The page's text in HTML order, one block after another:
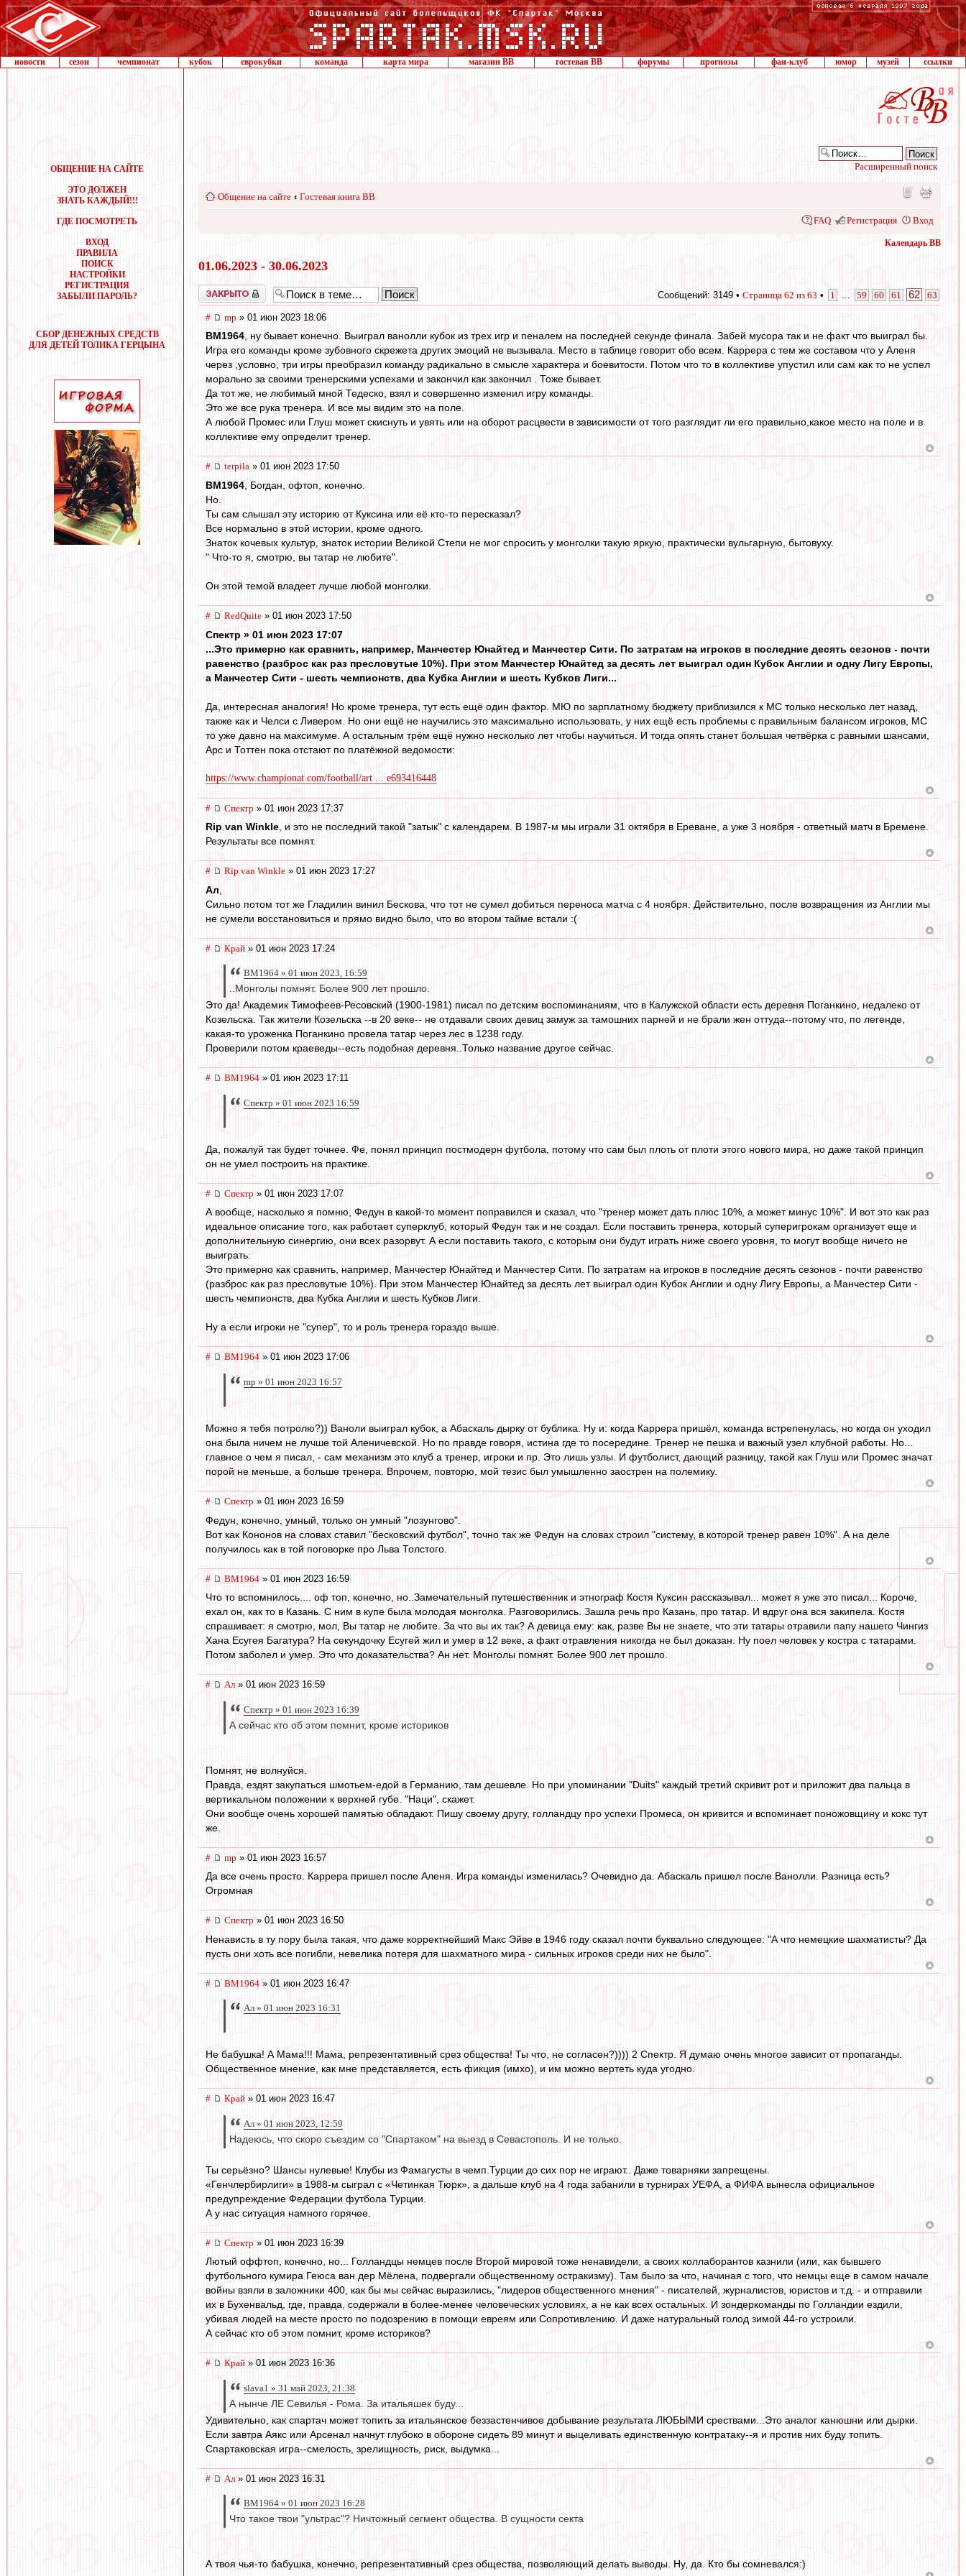
новости сезон чемпионат кубок еврокубки команда карта мира магазин ВВ гостевая ВВ форумы прогнозы фан-клуб юмор музей ссылки
ОБЩЕНИЕ НА САЙТЕ
ЭТО ДОЛЖЕН
ЗНАТЬ КАЖДЫЙ!!!
ГДЕ ПОСМОТРЕТЬ
ВХОД
ПРАВИЛА
ПОИСК
НАСТРОЙКИ
РЕГИСТРАЦИЯ
ЗАБЫЛИ ПАРОЛЬ?
СБОР ДЕНЕЖНЫХ СРЕДСТВ
ДЛЯ ДЕТЕЙ ТОЛИКА ГЕРЦЫНА
Расширенный поиск
Общение на сайте ‹ Гостевая книга ВВ
FAQ Регистрация Вход
Календарь ВВ
01.06.2023 - 30.06.2023
Закрыто Сообщений: 3149 • Страница 62 из 63 • 1 59 60 61 62 63
# mp » 01 июн 2023 18:06
BM1964, ну бывает конечно. Выиграл ванолли кубок из трех игр и пеналем на последней секунде финала. Забей мусора так и не факт что выиграл бы.
Игра его команды кроме зубовного скрежета других эмоций не вызывала. Место в таблице говорит обо всем. Каррера с тем же составом что у Аленя
через ,условно, три игры преобразил команду радикально в смысле характера и боевитости. Потом что то в коллективе упустил или сам как то не успел
морально за своими тренерскими успехами и закончил как закончил . Тоже бывает.
Да тот же, не любимый мной Тедеско, взял и совершенно изменил игру команды.
Это же все рука тренера. И все мы видим это на поле.
А любой Промес или Глуш может скиснуть и увять или на оборот расцвести в зависимости от того разглядит ли его правильно,какое место на поле и в
коллективе ему определит тренер.
# terpila » 01 июн 2023 17:50
BM1964 , Богдан, офтоп, конечно.
Но.
Ты сам слышал эту историю от Куксина или её кто-то пересказал?
Все нормально в этой истории, кроме одного.
Знаток кочевых культур, знаток истории Великой Степи не мог спросить у монголки такую яркую, практически вульгарную, бытовуху.
" Что-то я, смотрю, вы татар не любите".
Он этой темой владеет лучше любой монголки.
# RedQuite » 01 июн 2023 17:50
Спектр » 01 июн 2023 17:07
...Это примерно как сравнить, например, Манчестер Юнайтед и Манчестер Сити. По затратам на игроков в последние десять сезонов - почти
равенство (разброс как раз пресловутые 10%). При этом Манчестер Юнайтед за десять лет выиграл один Кубок Англии и одну Лигу Европы,
а Манчестер Сити - шесть чемпионств, два Кубка Англии и шесть Кубков Лиги...
Да, интересная аналогия! Но кроме тренера, тут есть ещё один фактор. МЮ по зарплатному бюджету приблизился к МС только несколько лет назад,
также как и Челси с Ливером. Но они ещё не научились это максимально использовать, у них ещё есть проблемы с правильным балансом игроков, МС
то уже давно на максимуме. А остальным трём ещё нужно несколько лет чтобы научиться. И тогда опять станет большая четвёрка с равными шансами,
Арс и Тоттен пока отстают по платёжной ведомости:
https://www.championat.com/football/art ... e693416448
# Спектр » 01 июн 2023 17:37
Rip van Winkle, и это не последний такой "затык" с календарем. В 1987-м мы играли 31 октября в Ереване, а уже 3 ноября - ответный матч в Бремене.
Результаты все помнят.
# Rip van Winkle » 01 июн 2023 17:27
Ал
Сильно потом тот же Гладилин винил Бескова, что тот не сумел добиться переноса матча с 4 ноября. Действительно, после возвращения из Англии мы
не сумели восстановиться и прямо видно было, что во втором тайме встали :(
# Край » 01 июн 2023 17:24
BM1964 » 01 июн 2023, 16:59
..Монголы помнят. Более 900 лет прошло.
Это да! Академик Тимофеев-Ресовский (1900-1981) писал по детским воспоминаниям, что в Калужской области есть деревня Поганкино, недалеко от
Козельска. Так жители Козельска --в 20 веке-- не отдавали своих девиц замуж за тамошних парней и не брали жен оттуда--потому что, по легенде,
какая-то уроженка Поганкино провела татар через лес в 1238 году.
Проверили потом краеведы--есть подобная деревня..Только название другое сейчас.
# BM1964 » 01 июн 2023 17:11
Спектр » 01 июн 2023 16:59
Да, пожалуй так будет точнее. Фе, понял принцип постмодерн футбола, потому что сам был плоть от плоти этого нового мира, но даже такой принцип
он не умел построить на практике.
# Спектр » 01 июн 2023 17:07
А вообще, насколько я помню, Федун в какой-то момент поправился и сказал, что "тренер может дать плюс 10%, а может минус 10%". И вот это как раз
идеальное описание того, как работает суперклуб, который Федун так и не создал. Если поставить тренера, который суперигрокам организует еще и
дополнительную синергию, они всех разорвут. А если поставить такого, с которым они будут играть ниже своего уровня, то могут вообще ничего не
выиграть.
Это примерно как сравнить, например, Манчестер Юнайтед и Манчестер Сити. По затратам на игроков в последние десять сезонов - почти равенство
(разброс как раз пресловутые 10%). При этом Манчестер Юнайтед за десять лет выиграл один Кубок Англии и одну Лигу Европы, а Манчестер Сити -
шесть чемпионств, два Кубка Англии и шесть Кубков Лиги.
Ну а если игроки не "супер", то и роль тренера гораздо выше.
# BM1964 » 01 июн 2023 17:06
mp » 01 июн 2023 16:57
Можно я тебя потролю?)) Ваноли выиграл кубок, а Абаскаль дырку от бублика. Ну и: когда Каррера пришёл, команда встрепенулась, но когда он уходил
она была ничем не лучше той Аленичевской. Но по правде говоря, истина где то посередине. Тренер не пешка и важный узел клубной работы. Но...
главное о чем я писал, - сам механизм это клуб а тренер, игроки и пр. Это лишь узлы. И футболист, дающий разницу, такой как Глуш или Промес значат
порой не меньше, а больше тренера. Впрочем, повторю, мой тезис был умышленно заострен на полемику.
# Спектр » 01 июн 2023 16:59
Федун, конечно, умный, только он умный "лозунгово".
Вот как Кононов на словах ставил "бесковский футбол", точно так же Федун на словах строил "систему, в которой тренер равен 10%". А на деле
получилось как в той поговорке про Льва Толстого.
# BM1964 » 01 июн 2023 16:59
Что то вспомнилось.... оф топ, конечно, но..Замечательный путешественник и этнограф Костя Куксин рассказывал... может я уже это писал... Короче,
ехал он, как то в Казань. С ним в купе была молодая монголка. Разговорились. Зашла речь про Казань, про татар. И вдруг она вся закипела. Костя
спрашивает: я смотрю, мол, Вы татар не любите. За что вы их так? А девица ему: как, разве Вы не знаете, что эти татары отравили папу нашего Чингиз
Хана Есугея Багатура? На секундочку Есугей жил и умер в 12 веке, а факт отравления никогда не был доказан. Ну поел человек у костра с татарами.
Потом заболел и умер. Это что доказательства? Ан нет. Монголы помнят. Более 900 лет прошло.
# Ал » 01 июн 2023 16:59
Спектр » 01 июн 2023 16:39
А сейчас кто об этом помнит, кроме историков
Помнят, не волнуйся.
Правда, ездят закупаться шмотьем-едой в Германию, там дешевле. Но при упоминании "Duits" каждый третий скривит рот и приложит два пальца в
вертикальном положении к верхней губе. "Наци", скажет.
Они вообще очень хорошей памятью обладают. Пишу своему другу, голландцу про успехи Промеса, он кривится и вспоминает поножовщину и кокс тут
же.
# mp » 01 июн 2023 16:57
Да все очень просто. Каррера пришел после Аленя. Игра команды изменилась? Очевидно да. Абаскаль пришел после Ванолли. Разница есть?
Огромная
# Спектр » 01 июн 2023 16:50
Ненависть в ту пору была такая, что даже корректнейший Макс Эйве в 1946 году сказал почти буквально следующее: "А что немецкие шахматисты? Да
пусть они хоть все погибли, невелика потеря для шахматного мира - сильных игроков среди них не было".
# BM1964 » 01 июн 2023 16:47
Ал » 01 июн 2023 16:31
Не бабушка! А Мама!!! Мама, репрезентативный срез общества! Ты что, не согласен?)))) 2 Спектр. Я думаю очень многое зависит от пропаганды.
Общественное мнение, как мне представляется, есть фикция (имхо), и им можно вертеть куда угодно.
# Край » 01 июн 2023 16:47
Ал » 01 июн 2023, 12:59
Надеюсь, что скоро съездим со "Спартаком" на выезд в Севастополь. И не только.
Ты серьёзно? Шансы нулевые! Клубы из Фамагусты в чемп.Турции до сих пор не играют.. Даже товарняки запрещены.
«Генчлербирлиги» в 1988-м сыграл с «Четинкая Тюрк», а дальше клуб на 4 года забанили в турнирах УЕФА, а ФИФА вынесла официальное
предупреждение Федерации футбола Турции.
А у нас ситуация намного горячее.
# Спектр » 01 июн 2023 16:39
Лютый оффтоп, конечно, но... Голландцы немцев после Второй мировой тоже ненавидели, а своих коллаборантов казнили (или, как бывшего
футбольного кумира Геюса ван дер Мёлена, подвергали общественному остракизму). Там было за что, начиная с того, что немцы еще в самом начале
войны взяли в заложники 400, как бы мы сейчас выразились, "лидеров общественного мнения" - писателей, журналистов, юристов и т.д. - и отправили
их в Бухенвальд, где, правда, содержали в более-менее человеческих условиях, а не как всех остальных. И зондеркоманды по Голландии ездили,
убивая людей на месте просто по подозрению в помощи евреям или Сопротивлению. И даже натуральный голод зимой 44-го устроили.
А сейчас кто об этом помнит, кроме историков?
# Край » 01 июн 2023 16:36
slava1 » 31 май 2023, 21:38
А нынче ЛЕ Севилья - Рома. За итальяшек буду...
Удивительно, как спартач может топить за итальянское беззастенчивое добывание результата ЛЮБЫМИ срествами...Это аналог канюшни или дырки.
Если завтра Аякс или Арсенал начнут глубоко в обороне сидеть 89 минут и выцеливать единственную контратаку--я и против них буду топить.
Спартаковская игра--смелость, зрелищность, риск, выдумка...
# Ал » 01 июн 2023 16:31
BM1964 » 01 июн 2023 16:28
Что такое твои "ультрас"? Ничтожный сегмент общества. В сущности секта
А твоя чья-то бабушка, конечно, репрезентативный срез общества, позволяющий делать выводы. Ну, да. Кто бы сомневался:)